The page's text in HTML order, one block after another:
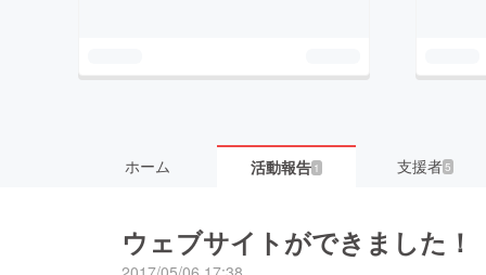
ホーム 活動報告 1 支援者5
ウェブサイトができました！